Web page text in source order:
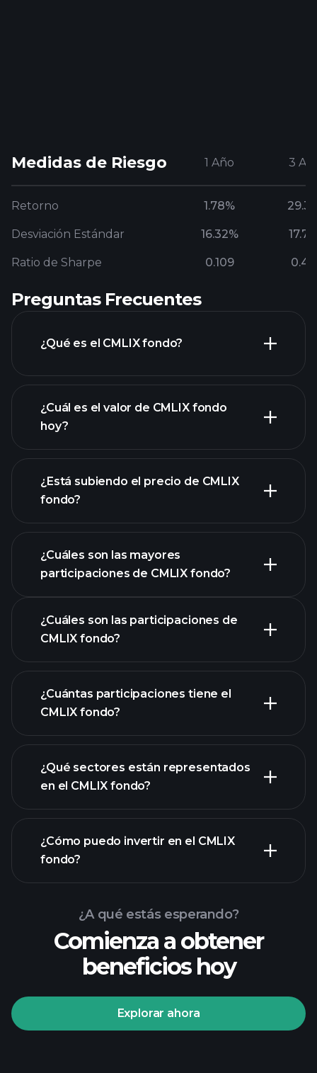
Medidas de Riesgo 1 Año 3
Retorno 1.78%
Desviación Estándar 16.32%
Ratio de Sharpe 0.109
Preguntas Frecuentes
¿Qué es el CMLIX fondo?
¿Cuál es el valor de CMLIX fondo
hoy?
gráfico avanzado
¿Está subiendo el precio de CMLIX
fondo?
¿Cuáles son las mayores
participaciones de CMLIX fondo?
¿Cuáles son las participaciones de
CMLIX fondo?
¿Cuántas participaciones tiene el
CMLIX fondo?
¿Qué sectores están representados
en el CMLIX fondo?
¿Cómo puedo invertir en el CMLIX
fondo?
¿A qué estás esperando?
Comienza a obtener
beneficios hoy
Explorar ahora